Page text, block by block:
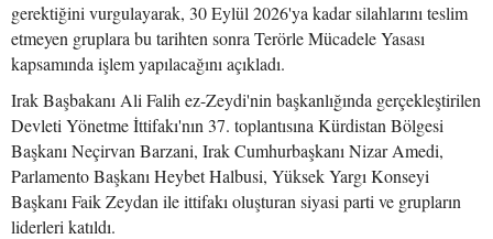
gerektiğini vurgulayarak, 30 Eylül 2026'ya kadar silahlarını teslim
etmeyen gruplara bu tarihten sonra Terörle Mücadele Yasası
kapsamında işlem yapılacağını açıkladı.
Irak Başbakanı Ali Falih ez-Zeydi'nin başkanlığında gerçekleştirilen
Devleti Yönetme İttifakı'nın 37. toplantısına Kürdistan Bölgesi
Başkanı Neçirvan Barzani, Irak Cumhurbaşkanı Nizar Amedi,
Parlamento Başkanı Heybet Halbusi, Yüksek Yargı Konseyi
Başkanı Faik Zeydan ile ittifakı oluşturan siyasi parti ve grupların
liderleri katıldı.